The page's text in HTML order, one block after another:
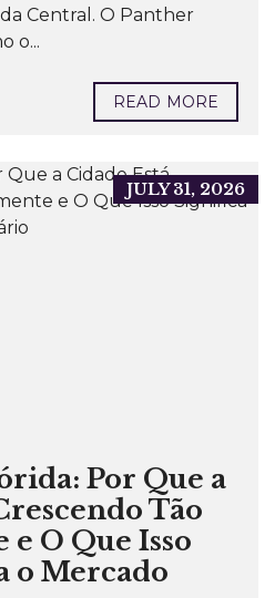
Central. O Panther
o...
READ MORE
JULY 31, 2026
Por Que a
Tão
O Que Isso
o Mercado